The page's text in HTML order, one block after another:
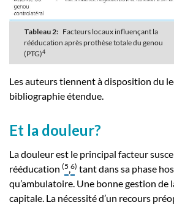
Tableau 2: Facteurs locaux influençant la
rééducation après prothèse totale du genou
(PTG)4
Les auteurs tiennent à disposition du
bibliographie étendue.
Et la douleur?
La douleur est le principal facteur
rééducation (5,6) tant dans sa phase
qu’ambulatoire. Une bonne gestion de
capitale. La nécessité d’un recours